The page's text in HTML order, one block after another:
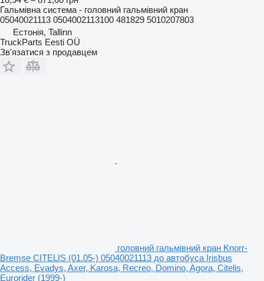
Гальмівна система - головний гальмівний кран
05040021113 0504002113100 481829 5010207803
Естонія, Tallinn
TruckParts Eesti OÜ
Зв'язатися з продавцем
головний гальмівний кран Knorr-
Bremse CITELIS (01.05-) 05040021113 до автобуса Irisbus
Access, Evadys, Axer, Karosa, Recreo, Domino, Agora, Citelis,
Eurorider (1999-)